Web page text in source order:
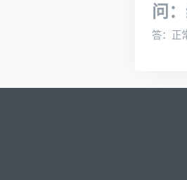
问
答：正